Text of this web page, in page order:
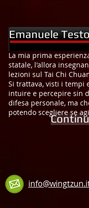
Nato a Vicenza, il 15
La mia prima
statale, l'allora
lezioni sul Tai Chi
Si trattava, visti i tempi
intuire e percepire sin
difesa personale, ma
potendo scegliere se
Emanuele